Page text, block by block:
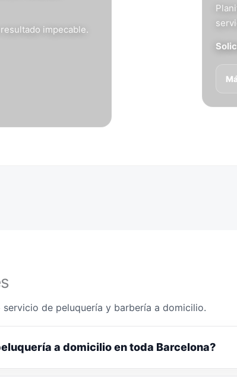
impecable.
de peluquería y barbería a domicilio.
a domicilio en toda Barcelona?